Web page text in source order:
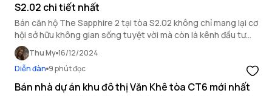
S2.02 chi tiết nhất
Bán căn hộ The Sapphire 2 tại tòa S2.02 không chỉ mang lại cơ
hội sở hữu không gian sống tuyệt vời mà còn là kênh đầu tư
sinh lời hấp dẫn, đồng thời là lựa chọn hoàn hảo cho cả người
mua ở thực cũng như nhà đầu tư.
Thu My 16/12/2024
Diễn đàn 9 phút đọc
Bán nhà dự án khu đô thị Văn Khê tòa CT6 mới nhất